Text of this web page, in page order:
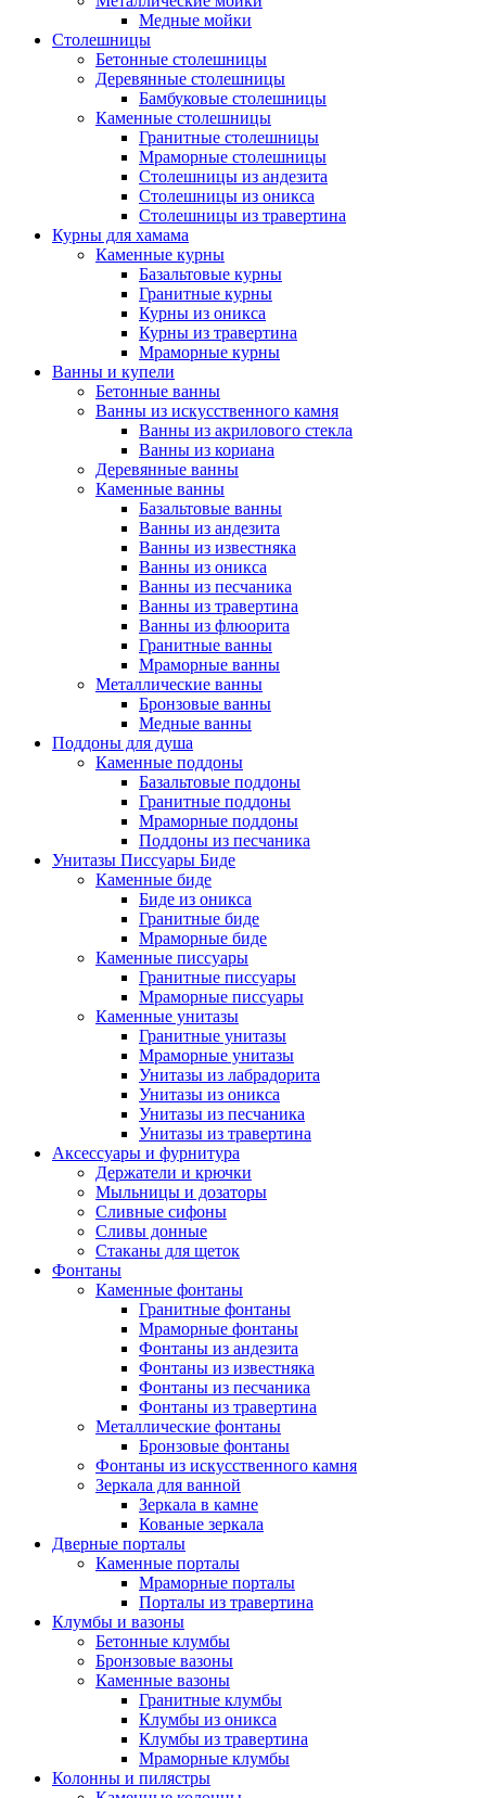
Медные мойки
Столешницы
Бетонные столешницы
Деревянные столешницы
Бамбуковые столешницы
Каменные столешницы
Гранитные столешницы
Мраморные столешницы
Столешницы из андезита
Столешницы из оникса
Столешницы из травертина
Курны для хамама
Каменные курны
Базальтовые курны
Гранитные курны
Курны из оникса
Курны из травертина
Мраморные курны
Ванны и купели
Бетонные ванны
Ванны из искусственного камня
Ванны из акрилового стекла
Ванны из кориана
Деревянные ванны
Каменные ванны
Базальтовые ванны
Ванны из андезита
Ванны из известняка
Ванны из оникса
Ванны из песчаника
Ванны из травертина
Ванны из флюорита
Гранитные ванны
Мраморные ванны
Металлические ванны
Бронзовые ванны
Медные ванны
Поддоны для душа
Каменные поддоны
Базальтовые поддоны
Гранитные поддоны
Мраморные поддоны
Поддоны из песчаника
Унитазы Писсуары Биде
Каменные биде
Биде из оникса
Гранитные биде
Мраморные биде
Каменные писсуары
Гранитные писсуары
Мраморные писсуары
Каменные унитазы
Гранитные унитазы
Мраморные унитазы
Унитазы из лабрадорита
Унитазы из оникса
Унитазы из песчаника
Унитазы из травертина
Аксессуары и фурнитура
Держатели и крючки
Мыльницы и дозаторы
Сливные сифоны
Сливы донные
Стаканы для щеток
Фонтаны
Каменные фонтаны
Гранитные фонтаны
Мраморные фонтаны
Фонтаны из андезита
Фонтаны из известняка
Фонтаны из песчаника
Фонтаны из травертина
Металлические фонтаны
Бронзовые фонтаны
Фонтаны из искусственного камня
Зеркала для ванной
Зеркала в камне
Кованые зеркала
Дверные порталы
Каменные порталы
Мраморные порталы
Порталы из травертина
Клумбы и вазоны
Бетонные клумбы
Бронзовые вазоны
Каменные вазоны
Гранитные клумбы
Клумбы из оникса
Клумбы из травертина
Мраморные клумбы
Колонны и пилястры